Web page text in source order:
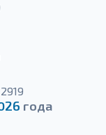
года